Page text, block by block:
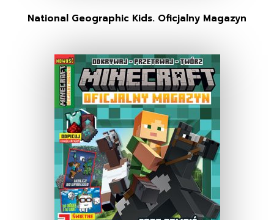
National Geographic Kids. Oficjalny Magazyn